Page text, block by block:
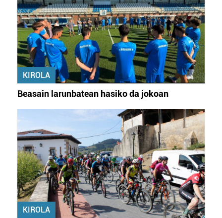
KIROLA
Beasain larunbatean hasiko da jokoan
KIROLA